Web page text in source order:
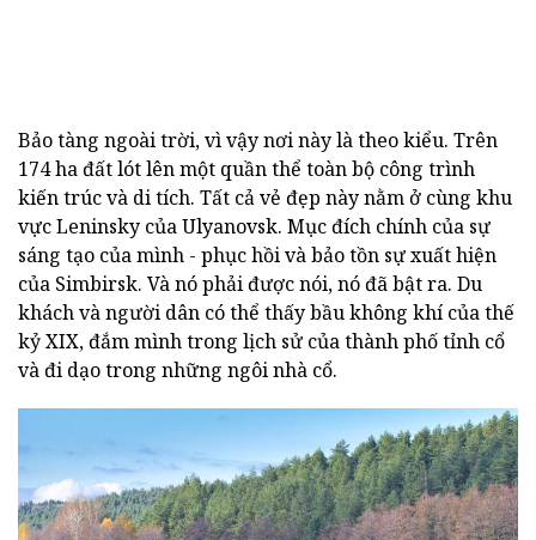
Bảo tàng ngoài trời, vì vậy nơi này là theo kiểu. Trên
174 ha đất lót lên một quần thể toàn bộ công trình
kiến trúc và di tích. Tất cả vẻ đẹp này nằm ở cùng khu
vực Leninsky của Ulyanovsk. Mục đích chính của sự
sáng tạo của mình - phục hồi và bảo tồn sự xuất hiện
của Simbirsk. Và nó phải được nói, nó đã bật ra. Du
khách và người dân có thể thấy bầu không khí của thế
kỷ XIX, đắm mình trong lịch sử của thành phố tỉnh cổ
và đi dạo trong những ngôi nhà cổ.